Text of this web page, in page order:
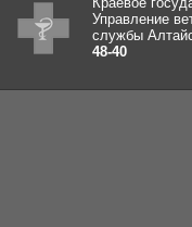
Управление
службы
48-40